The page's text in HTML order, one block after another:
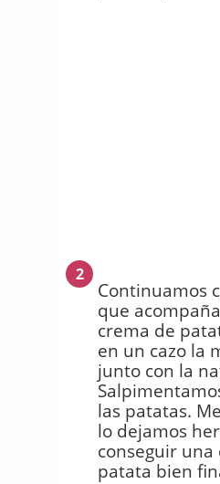
2
Continuamos
que
crema de
en un cazo la
junto con la
las patatas.
lo dejamos
conseguir una
patata bien